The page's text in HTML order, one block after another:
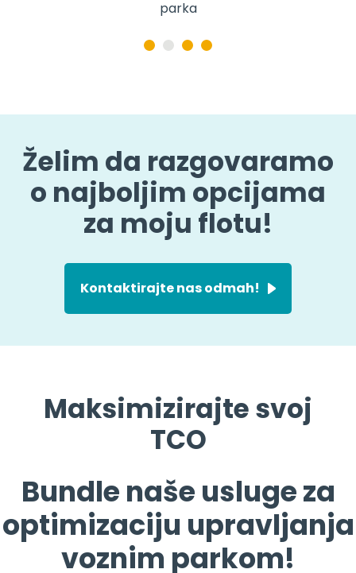
Želim da razgovaramo
o najboljim opcijama
za moju flotu!
Kontaktirajte nas odmah!
Maksimizirajte svoj
Bundle naše usluge za
optimizaciju upravljanja
voznim parkom!
Spremni smo da vas podržimo našim širokim
portfolijem i znanjem kako bismo vam pružili